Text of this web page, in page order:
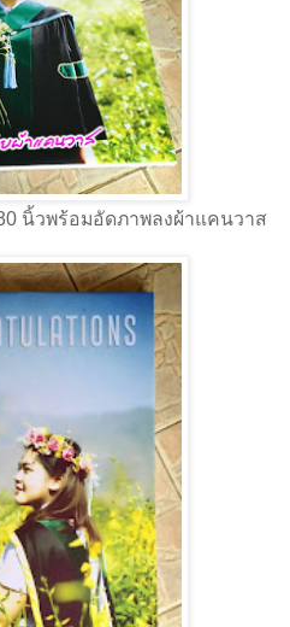
นิ้วพร้อมอัดภาพลงผ้าแคนวาส